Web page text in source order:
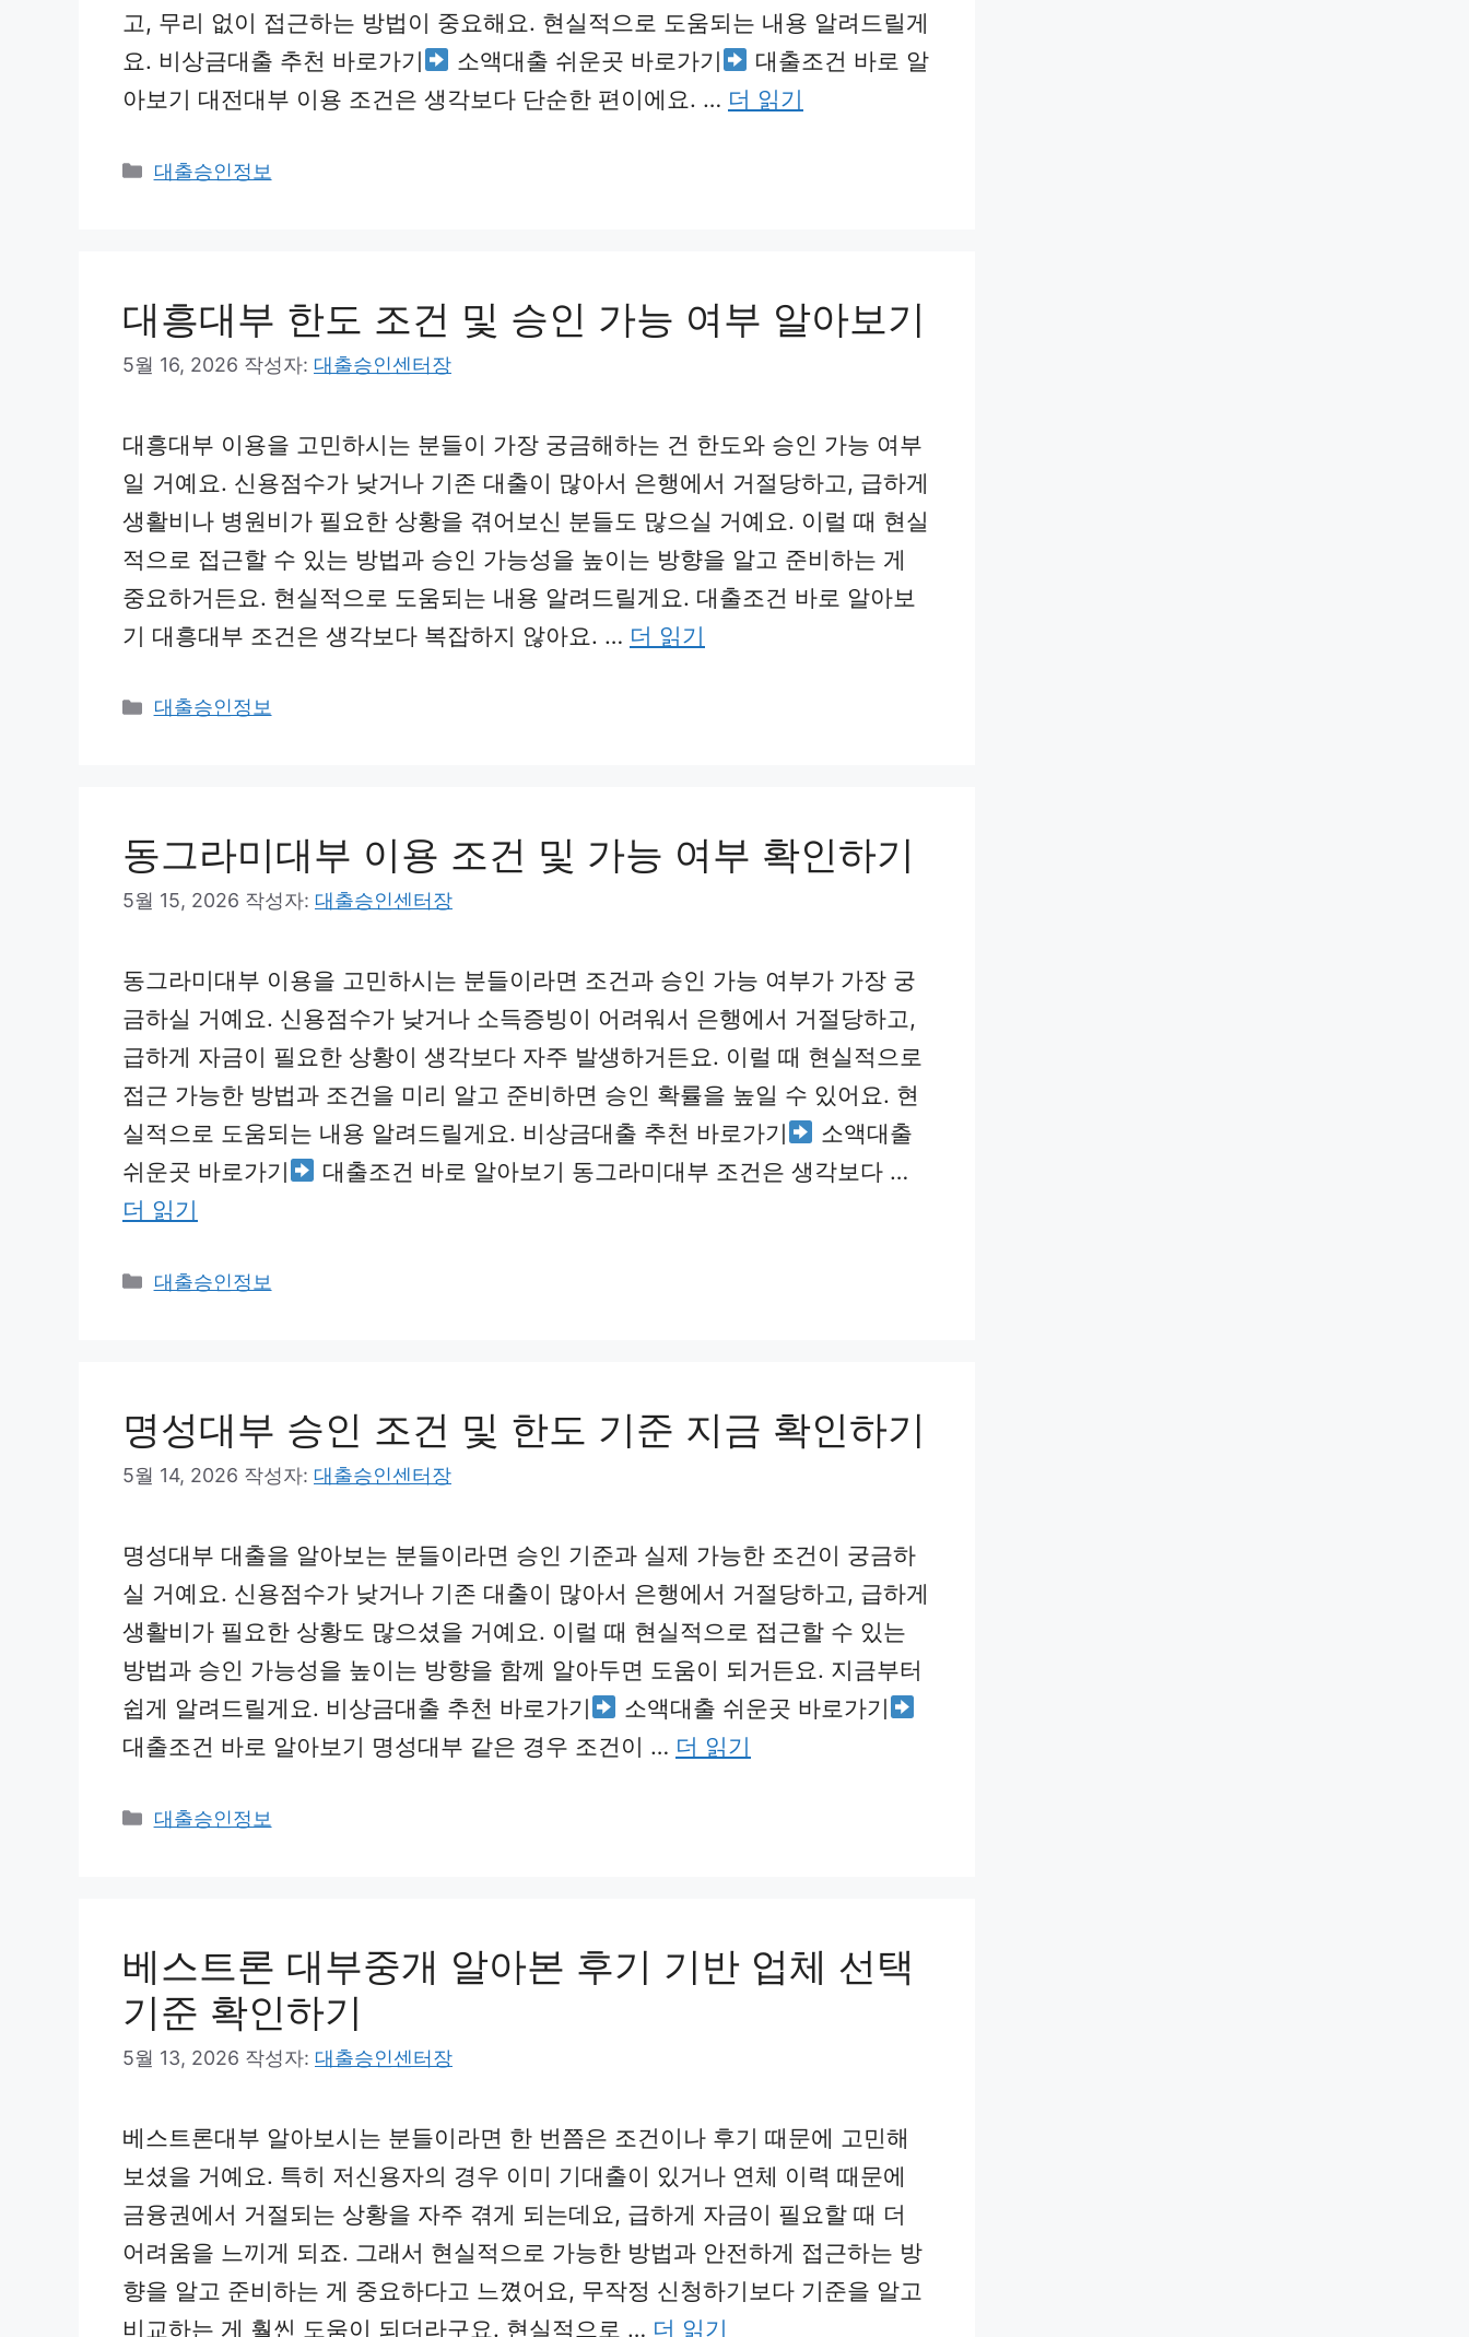
고, 무리 없이 접근하는 방법이 중요해요. 현실적으로 도움되는 내용 알려드릴게
요. 비상금대출 추천 바로가기
소액대출 쉬운곳 바로가기
대출조건 바로 알
아보기 대전대부 이용 조건은 생각보다 단순한 편이에요. … 더 읽기
카
대출승인정보
대흥대부 한도 조건 및 승인 가능 여부 알아보기
5월 16, 2026 작성자: 대출승인센터장
대흥대부 이용을 고민하시는 분들이 가장 궁금해하는 건 한도와 승인 가능 여부
일 거예요. 신용점수가 낮거나 기존 대출이 많아서 은행에서 거절당하고, 급하게
생활비나 병원비가 필요한 상황을 겪어보신 분들도 많으실 거예요. 이럴 때 현실
적으로 접근할 수 있는 방법과 승인 가능성을 높이는 방향을 알고 준비하는 게
중요하거든요. 현실적으로 도움되는 내용 알려드릴게요. 대출조건 바로 알아보
기 대흥대부 조건은 생각보다 복잡하지 않아요. … 더 읽기
카
대출승인정보
동그라미대부 이용 조건 및 가능 여부 확인하기
5월 15, 2026 작성자: 대출승인센터장
동그라미대부 이용을 고민하시는 분들이라면 조건과 승인 가능 여부가 가장 궁
금하실 거예요. 신용점수가 낮거나 소득증빙이 어려워서 은행에서 거절당하고,
급하게 자금이 필요한 상황이 생각보다 자주 발생하거든요. 이럴 때 현실적으로
접근 가능한 방법과 조건을 미리 알고 준비하면 승인 확률을 높일 수 있어요. 현
실적으로 도움되는 내용 알려드릴게요. 비상금대출 추천 바로가기
소액대출
쉬운곳 바로가기
대출조건 바로 알아보기 동그라미대부 조건은 생각보다 …
더 읽기
카
대출승인정보
명성대부 승인 조건 및 한도 기준 지금 확인하기
5월 14, 2026 작성자: 대출승인센터장
명성대부 대출을 알아보는 분들이라면 승인 기준과 실제 가능한 조건이 궁금하
실 거예요. 신용점수가 낮거나 기존 대출이 많아서 은행에서 거절당하고, 급하게
생활비가 필요한 상황도 많으셨을 거예요. 이럴 때 현실적으로 접근할 수 있는
방법과 승인 가능성을 높이는 방향을 함께 알아두면 도움이 되거든요. 지금부터
쉽게 알려드릴게요. 비상금대출 추천 바로가기
소액대출 쉬운곳 바로가기
대출조건 바로 알아보기 명성대부 같은 경우 조건이 … 더 읽기
카
대출승인정보
베스트론 대부중개 알아본 후기 기반 업체 선택
기준 확인하기
5월 13, 2026 작성자: 대출승인센터장
베스트론대부 알아보시는 분들이라면 한 번쯤은 조건이나 후기 때문에 고민해
보셨을 거예요. 특히 저신용자의 경우 이미 기대출이 있거나 연체 이력 때문에
금융권에서 거절되는 상황을 자주 겪게 되는데요, 급하게 자금이 필요할 때 더
어려움을 느끼게 되죠. 그래서 현실적으로 가능한 방법과 안전하게 접근하는 방
향을 알고 준비하는 게 중요하다고 느꼈어요, 무작정 신청하기보다 기준을 알고
비교하는 게 훨씬 도움이 되더라구요. 현실적으로 … 더 읽기